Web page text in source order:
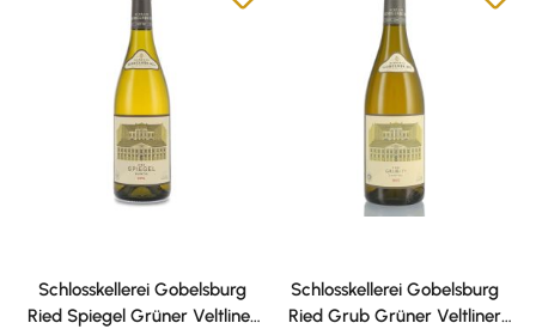
Schlosskellerei Gobelsburg
Ried Spiegel Grüner Veltliner
Schlosskellerei Gobelsburg
Ried Grub Grüner Veltliner